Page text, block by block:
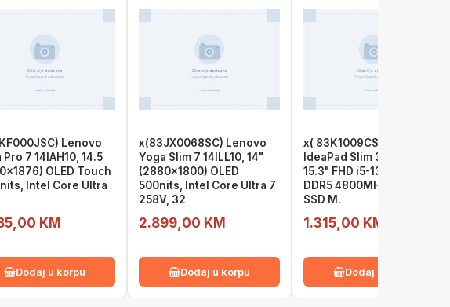
Lenovo
Pro 7 14IAH10, 14.5
OLED Touch
Intel Core Ultra
KM
Dodaj u korpu
x(83JX0068SC) Lenovo
Yoga Slim 7 14ILL10, 14"
(2880x1800) OLED
500nits, Intel Core Ultra 7
258V, 32
2.899,00 KM
Dodaj u korpu
x( 83K1009CSC )LENOVO
IdeaPad Slim 3 15IRH10
15.3" FHD i5-13420H, 16GB
DDR5 4800MHz(8+8), 1TB
SSD M.
1.315,00 KM
Dodaj u korpu